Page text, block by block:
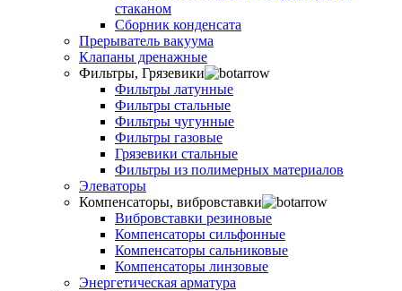
стаканом
Сборник конденсата
Прерыватель вакуума
Клапаны дренажные
Фильтры, Грязевики
Фильтры латунные
Фильтры стальные
Фильтры чугунные
Фильтры газовые
Грязевики стальные
Фильтры из полимерных материалов
Элеваторы
Компенсаторы, вибровставки
Вибровставки резиновые
Компенсаторы сильфонные
Компенсаторы сальниковые
Компенсаторы линзовые
Энергетическая арматура